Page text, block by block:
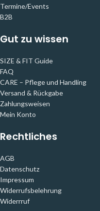
Termine/Events
B2B
Gut zu wissen
SIZE & FIT Guide
FAQ
CARE – Pflege und Handling
Versand & Rückgabe
Zahlungsweisen
Mein Konto
Rechtliches
AGB
Datenschutz
Impressum
Widerrufsbelehrung
Widerrruf